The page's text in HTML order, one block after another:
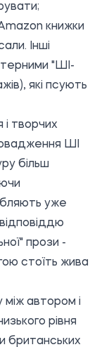
книжки
Інші
"ШІ-
які псують
творчих
ШІ
більш
уже
прози -
стоїть жива
автором і
рівня
британських